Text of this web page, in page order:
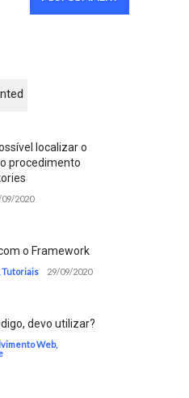
localizar o
procedimento
09/2020
o Framework
Tutoriais 29/09/2020
devo utilizar?
Web,